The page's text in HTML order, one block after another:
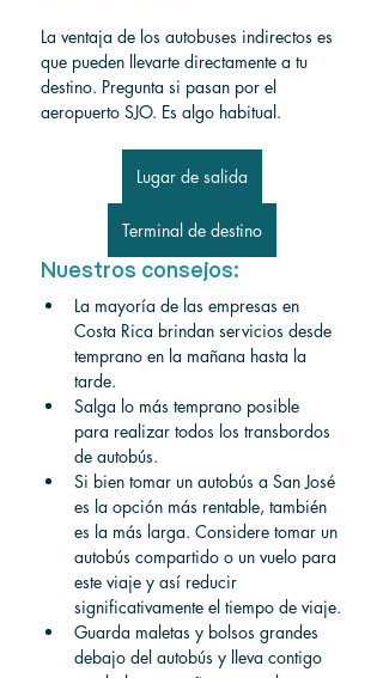
La ventaja de los autobuses indirectos es
que pueden llevarte directamente a tu
destino. Pregunta si pasan por el
aeropuerto SJO. Es algo habitual.
Lugar de salida
Terminal de destino
Nuestros consejos:
La mayoría de las empresas en
Costa Rica brindan servicios desde
temprano en la mañana hasta la
tarde.
Salga lo más temprano posible
para realizar todos los transbordos
de autobús.
Si bien tomar un autobús a San José
es la opción más rentable, también
es la más larga. Considere tomar un
autobús compartido o un vuelo para
este viaje y así reducir
significativamente el tiempo de viaje.
Guarda maletas y bolsos grandes
debajo del autobús y lleva contigo